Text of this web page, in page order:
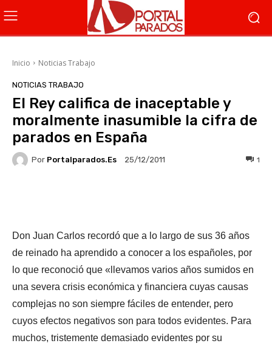
Inicio Noticias Trabajo
NOTICIAS TRABAJO
El Rey califica de inaceptable y
moralmente inasumible la cifra de
parados en España
Por Portalparados.es 25/12/2011 1
Don Juan Carlos recordó que a lo largo de sus 36 años
de reinado ha aprendido a conocer a los españoles, por
lo que reconoció que «llevamos varios años sumidos en
una severa crisis económica y financiera cuyas causas
complejas no son siempre fáciles de entender, pero
cuyos efectos negativos son para todos evidentes. Para
muchos, tristemente demasiado evidentes por su